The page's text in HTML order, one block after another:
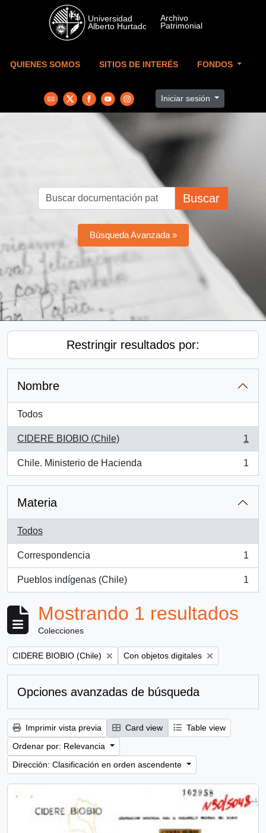
Skip to main content
QUIENES SOMOS SITIOS DE INTERÉS FONDOS
Iniciar sesión
Buscar
Búsqueda Avanzada »
Restringir resultados por:
Nombre
Todos
CIDERE BIOBIO (Chile)
, 1 resultados
1
Chile. Ministerio de Hacienda
, 1 resultados
1
Materia
Todos
Correspondencia
, 1 resultados
1
Pueblos indígenas (Chile)
, 1 resultados
1
Mostrando 1 resultados
Colecciones
Remove filter:
CIDERE BIOBIO (Chile) Remove filter:
Con objetos digitales
Opciones avanzadas de búsqueda
Imprimir vista previa Card view
Table view
Ordenar por: Relevancia
Dirección: Clasificación en orden ascendente